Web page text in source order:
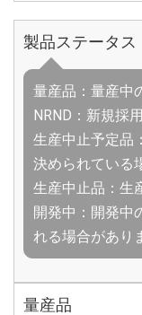
製品ステータス
量産品：量産中
NRND：新規採
生産中止予定品
決められている
生産中止品：生
開発中：開発中
れる場合があり
量産品